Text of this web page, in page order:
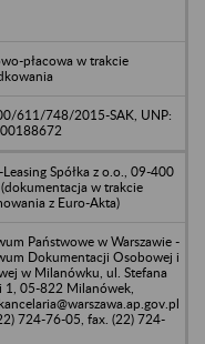
płacowa w trakcie
611/748/2015-SAK, UNP:
Leasing Spółka z o.o., 09-400
(dokumentacja w trakcie
z Euro-Akta)
Państwowe w Warszawie -
Dokumentacji Osobowej i
w Milanówku, ul. Stefana
1, 05-822 Milanówek,
724-76-05, fax. (22) 724-